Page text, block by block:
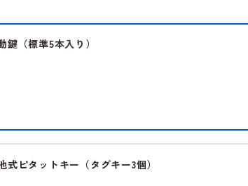
鍵（標準5本入り）
式ピタットキー（タグキー3個）